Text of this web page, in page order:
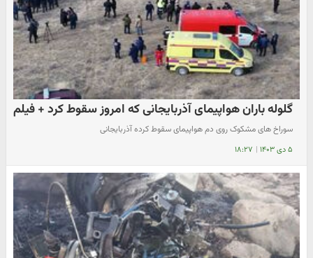
گلوله باران هواپیمای آذربایجانی که امروز سقوط کرد + فیلم
سوراخ های مشکوک روی دم هواپیمای سقوط کرده آذربایجانی
۵ دی ۱۴۰۳ | ۱۸:۲۷